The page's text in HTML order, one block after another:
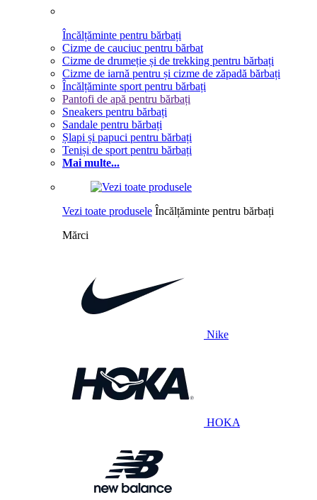
Încălțăminte pentru bărbați
Cizme de cauciuc pentru bărbat
Cizme de drumeție și de trekking pentru bărbați
Cizme de iarnă pentru și cizme de zăpadă bărbați
Încălțăminte sport pentru bărbați
Pantofi de apă pentru bărbați
Sneakers pentru bărbați
Sandale pentru bărbați
Șlapi și papuci pentru bărbați
Teniși de sport pentru bărbați
Mai multe...
Vezi toate produsele Încălțăminte pentru bărbați
Mărci
Nike
HOKA